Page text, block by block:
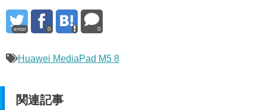
error 0 0
Huawei MediaPad M5 8
関連記事